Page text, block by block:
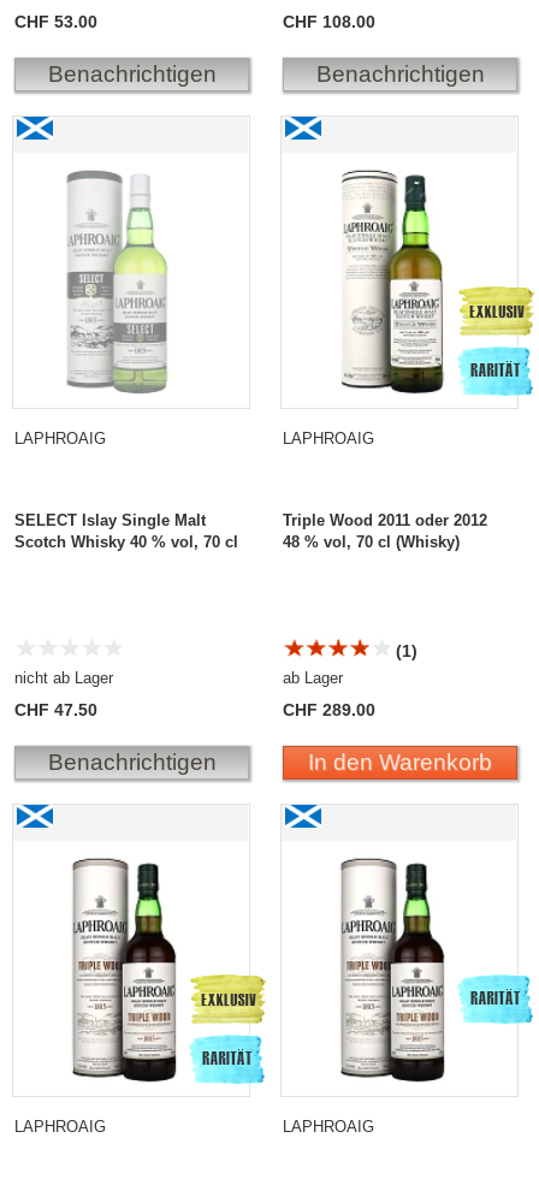
CHF 53.00
Benachrichtigen
CHF 108.00
Benachrichtigen
Laphroaig SELECT Islay Single Malt Scotch Whisky
LAPHROAIG
SELECT Islay Single Malt
Scotch Whisky 40 % vol, 70 cl
nicht ab Lager
CHF 47.50
Benachrichtigen
Laphroaig Triple Wood
LAPHROAIG
Triple Wood 2011 oder 2012
48 % vol, 70 cl (Whisky)
(1)
ab Lager
CHF 289.00
In den Warenkorb
Laphroaig Triple Wood 2016
LAPHROAIG
Laphroaig Triple Wood
LAPHROAIG